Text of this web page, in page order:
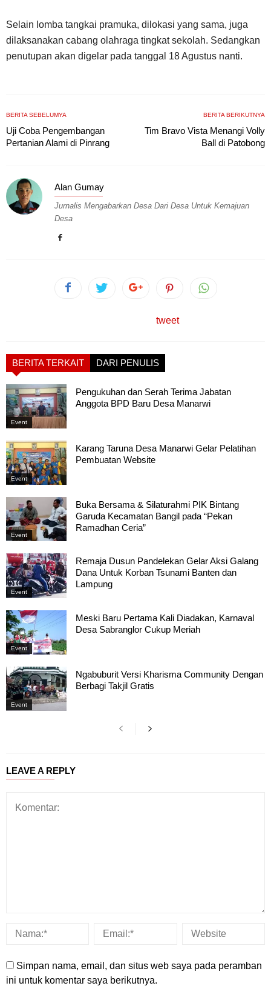
Selain lomba tangkai pramuka, dilokasi yang sama, juga
dilaksanakan cabang olahraga tingkat sekolah. Sedangkan
penutupan akan digelar pada tanggal 18 Agustus nanti.
BERITA SEBELUMYA
Uji Coba Pengembangan
Pertanian Alami di Pinrang
BERITA BERIKUTNYA
Tim Bravo Vista Menangi Volly
Ball di Patobong
Alan Gumay
Jurnalis Mengabarkan Desa Dari Desa Untuk Kemajuan
Desa
tweet
BERITA TERKAIT DARI PENULIS
Event
Pengukuhan dan Serah Terima Jabatan
Anggota BPD Baru Desa Manarwi
Event
Karang Taruna Desa Manarwi Gelar Pelatihan
Pembuatan Website
Event
Buka Bersama & Silaturahmi PIK Bintang
Garuda Kecamatan Bangil pada “Pekan
Ramadhan Ceria”
Event
Remaja Dusun Pandelekan Gelar Aksi Galang
Dana Untuk Korban Tsunami Banten dan
Lampung
Event
Meski Baru Pertama Kali Diadakan, Karnaval
Desa Sabranglor Cukup Meriah
Event
Ngabuburit Versi Kharisma Community Dengan
Berbagi Takjil Gratis
LEAVE A REPLY
Simpan nama, email, dan situs web saya pada peramban
ini untuk komentar saya berikutnya.